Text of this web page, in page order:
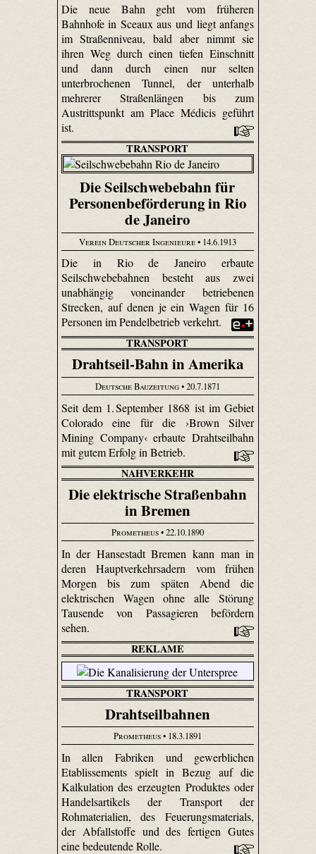
Die neue Bahn geht vom früheren
Bahnhofe in Sceaux aus und liegt anfangs
im Straßenniveau, bald aber nimmt sie
ihren Weg durch einen tiefen Einschnitt
und dann durch einen nur selten
unterbrochenen Tunnel, der unterhalb
mehrerer Straßenlängen bis zum
Austrittspunkt am Place Médicis geführt
ist.
TRANSPORT
Die Seilschwebebahn für
Personenbeförderung in Rio
de Janeiro
Verein Deutscher Ingenieure• 14.6.1913
Die in Rio de Janeiro erbaute
Seilschwebebahnen besteht aus zwei
unabhängig voneinander betriebenen
Strecken, auf denen je ein Wagen für 16
Personen im Pendelbetrieb verkehrt.
TRANSPORT
Drahtseil-Bahn in Amerika
Deutsche Bauzeitung• 20.7.1871
Seit dem 1. September 1868 ist im Gebiet
Colorado eine für die ›Brown Silver
Mining Company‹ erbaute Drahtseilbahn
mit gutem Erfolg in Betrieb.
NAHVERKEHR
Die elektrische Straßenbahn
in Bremen
Prometheus• 22.10.1890
In der Hansestadt Bremen kann man in
deren Hauptverkehrsadern vom frühen
Morgen bis zum späten Abend die
elektrischen Wagen ohne alle Störung
Tausende von Passagieren befördern
sehen.
REKLAME
TRANSPORT
Drahtseilbahnen
Prometheus• 18.3.1891
In allen Fabriken und gewerblichen
Etablissements spielt in Bezug auf die
Kalkulation des erzeugten Produktes oder
Handelsartikels der Transport der
Rohmaterialien, des Feuerungsmaterials,
der Abfallstoffe und des fertigen Gutes
eine bedeutende Rolle.